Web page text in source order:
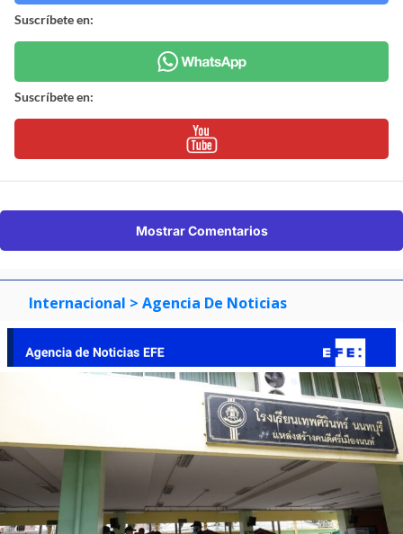
Suscríbete en:
Suscríbete en:
Mostrar Comentarios
Internacional > Agencia De Noticias